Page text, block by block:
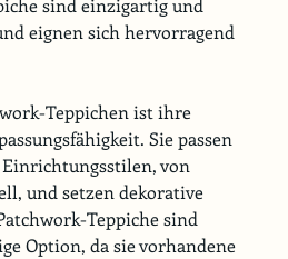
sind einzigartig und
eignen sich hervorragend
Teppichen ist ihre
Sie passen
von
und setzen dekorative
Teppiche sind
Option, da sie vorhandene